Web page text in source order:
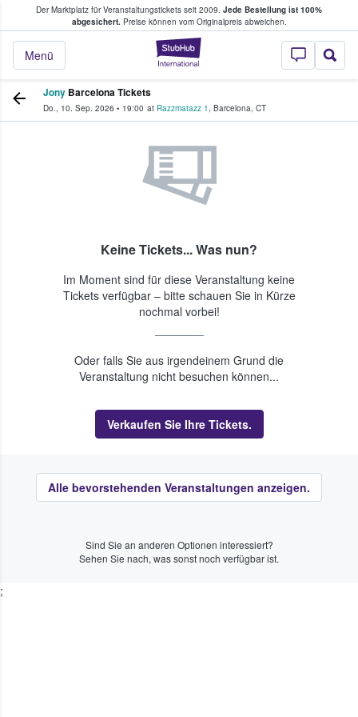
Der Marktplatz für Veranstaltungstickets seit 2009. Jede Bestellung ist 100%
abgesichert.Preise können vom Originalpreis abweichen.
StubHub - Wo
Menü
Tickets kaufen & verkaufen
Jony Barcelona Tickets
Do., 10. Sep. 2026 • 19:00 at Razzmatazz 1, Barcelona, CT
Keine Tickets... Was nun?
Im Moment sind für diese Veranstaltung keine
Tickets verfügbar – bitte schauen Sie in Kürze
nochmal vorbei!
Oder falls Sie aus irgendeinem Grund die
Veranstaltung nicht besuchen können...
Verkaufen Sie Ihre Tickets.
Alle bevorstehenden Veranstaltungen anzeigen.
Sind Sie an anderen Optionen interessiert?
Sehen Sie nach, was sonst noch verfügbar ist.
;